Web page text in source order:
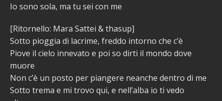
Io sono sola, ma tu sei con me
[Ritornello: Mara Sattei & thasup]
Sotto pioggia di lacrime, freddo intorno che c’è
Piove il cielo innevato e poi so dirti il mondo dove
muore
Non c’è un posto per piangere neanche dentro di me
Sotto trema e mi trovo qui, e nell’alba io ti vedo